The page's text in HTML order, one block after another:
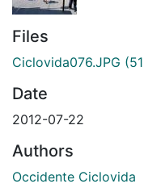
Files
Ciclovida076.JPG
Date
2012-07-22
Authors
Occidente Ciclovida